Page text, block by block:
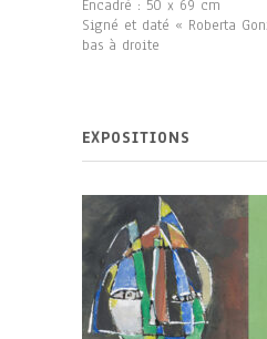
Encadré : 50 x 69 cm
Signé et daté « Roberta
bas à droite
EXPOSITIONS